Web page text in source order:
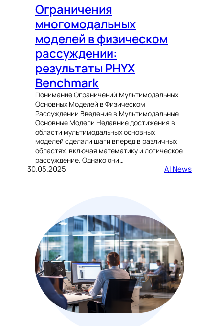
Ограничения
многомодальных
моделей в физическом
рассуждении:
результаты PHYX
Benchmark
Понимание Ограничений Мультимодальных
Основных Моделей в Физическом
Рассуждении Введение в Мультимодальные
Основные Модели Недавние достижения в
области мультимодальных основных
моделей сделали шаги вперед в различных
областях, включая математику и логическое
рассуждение. Однако они…
30.05.2025 AI News